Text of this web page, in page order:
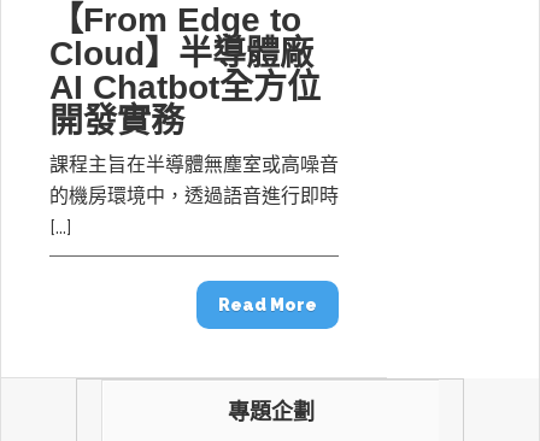
【From Edge to
Cloud】半導體廠
AI Chatbot全方位
開發實務
課程主旨在半導體無塵室或高噪音
的機房環境中，透過語音進行即時
[...]
Read More
專題企劃